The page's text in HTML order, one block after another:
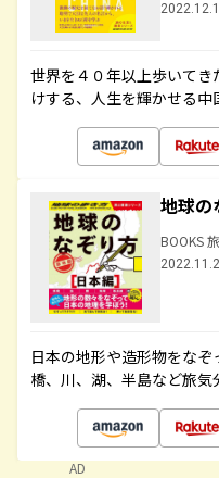
世界を４０年以上歩いて
けする、人生を輝かせる
地球
BOOKS
日本の地形や造形物をな
橋、川、湖、半島など旅気
AD